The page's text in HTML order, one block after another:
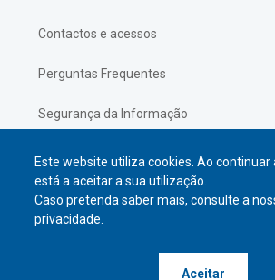
Este website utiliza cookies. Ao continuar
está a aceitar a sua utilização.
Caso pretenda saber mais, consulte a
privacidade.
Aceitar
Contactos e acessos
Perguntas Frequentes
Segurança da Informação
Política de Privacidade
© APL Administração do